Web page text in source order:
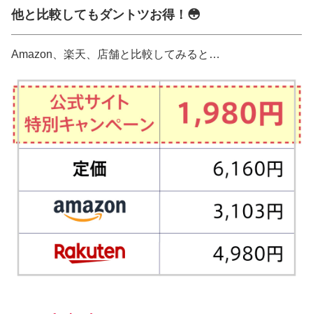
他と比較してもダントツお得！😳
Amazon、楽天、店舗と比較してみると…